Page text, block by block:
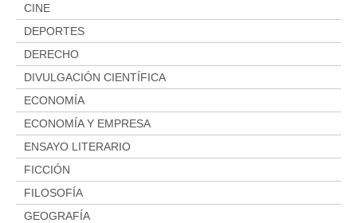
CINE
DEPORTES
DERECHO
DIVULGACIÓN CIENTÍFICA
ECONOMÍA
ECONOMÍA Y EMPRESA
ENSAYO LITERARIO
FICCIÓN
FILOSOFÍA
GEOGRAFÍA